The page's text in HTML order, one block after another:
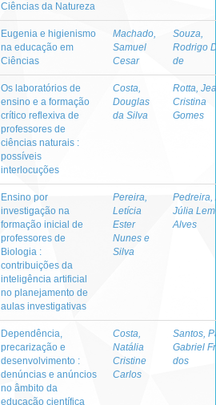
Ciências da Natureza
Eugenia e higienismo
na educação em
Ciências
Machado,
Samuel
Cesar
Souza,
Rodrigo
de
Os laboratórios de
ensino e a formação
crítico reflexiva de
professores de
ciências naturais :
possíveis
interlocuções
Costa,
Douglas
da Silva
Rotta,
Cristina
Gomes
Ensino por
investigação na
formação inicial de
professores de
Biologia :
contribuições da
inteligência artificial
no planejamento de
aulas investigativas
Pereira,
Letícia
Ester
Nunes e
Silva
Pedreira,
Júlia
Alves
Dependência,
precarização e
desenvolvimento :
denúncias e anúncios
no âmbito da
educação científica
Costa,
Natália
Cristine
Carlos
Santos,
Gabriel
dos